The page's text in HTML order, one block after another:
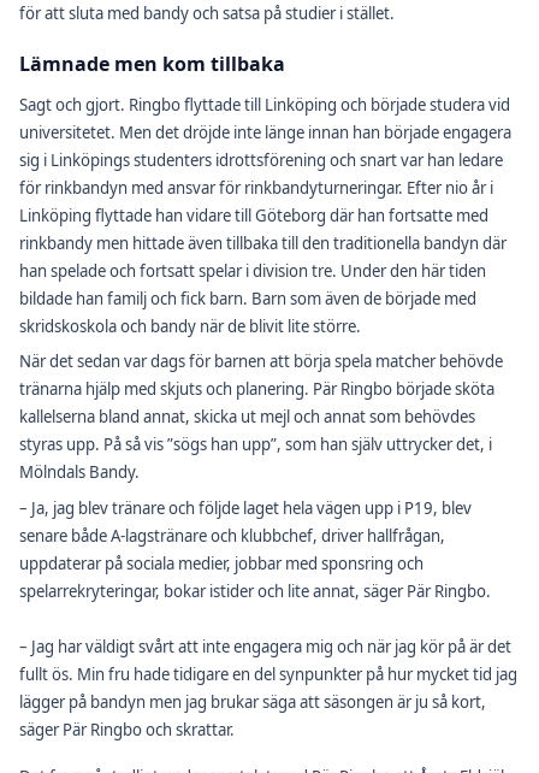
för att sluta med bandy och satsa på studier i stället.
Lämnade men kom tillbaka
Sagt och gjort. Ringbo flyttade till Linköping och började studera vid
universitetet. Men det dröjde inte länge innan han började engagera
sig i Linköpings studenters idrottsförening och snart var han ledare
för rinkbandyn med ansvar för rinkbandyturneringar. Efter nio år i
Linköping flyttade han vidare till Göteborg där han fortsatte med
rinkbandy men hittade även tillbaka till den traditionella bandyn där
han spelade och fortsatt spelar i division tre. Under den här tiden
bildade han familj och fick barn. Barn som även de började med
skridskoskola och bandy när de blivit lite större.
När det sedan var dags för barnen att börja spela matcher behövde
tränarna hjälp med skjuts och planering. Pär Ringbo började sköta
kallelserna bland annat, skicka ut mejl och annat som behövdes
styras upp. På så vis ”sögs han upp”, som han själv uttrycker det, i
Mölndals Bandy.
– Ja, jag blev tränare och följde laget hela vägen upp i P19, blev
senare både A-lagstränare och klubbchef, driver hallfrågan,
uppdaterar på sociala medier, jobbar med sponsring och
spelarrekryteringar, bokar istider och lite annat, säger Pär Ringbo.
– Jag har väldigt svårt att inte engagera mig och när jag kör på är det
fullt ös. Min fru hade tidigare en del synpunkter på hur mycket tid jag
lägger på bandyn men jag brukar säga att säsongen är ju så kort,
säger Pär Ringbo och skrattar.